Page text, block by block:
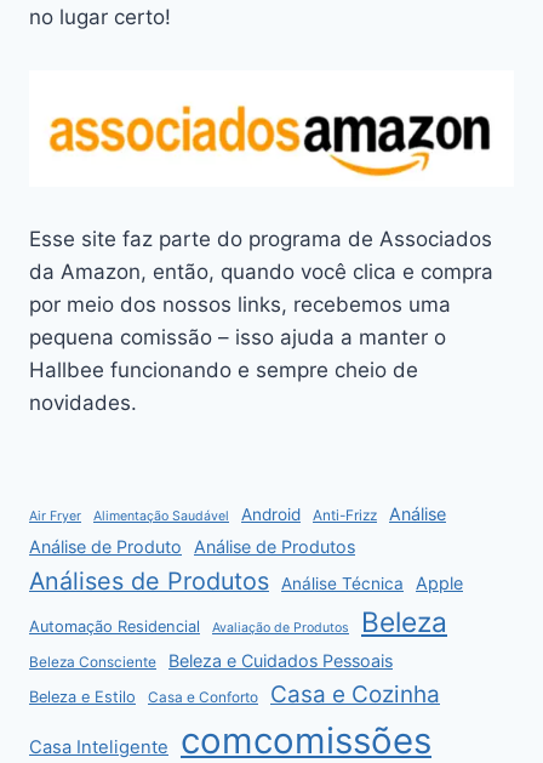
no lugar certo!
Esse site faz parte do programa de Associados
da Amazon, então, quando você clica e compra
por meio dos nossos links, recebemos uma
pequena comissão – isso ajuda a manter o
Hallbee funcionando e sempre cheio de
novidades.
Air Fryer Alimentação Saudável Android Anti-Frizz
Análise
Análise de Produto
Análise de Produtos
Análises de Produtos Análise Técnica Apple
Automação Residencial Avaliação de Produtos Beleza
Beleza Consciente Beleza e Cuidados Pessoais
Beleza e Estilo Casa e Conforto Casa e Cozinha
Casa Inteligente comcomissões